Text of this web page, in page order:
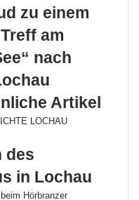
zu einem
am
nach
Artikel
des
in Lochau